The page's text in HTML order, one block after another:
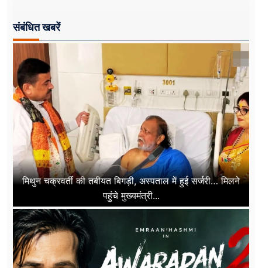
संबंधित खबरें
मिथुन चक्रवर्ती की तबीयत बिगड़ी, अस्पताल में हुई सर्जरी… मिलने
पहुंचे मुख्यमंत्री...